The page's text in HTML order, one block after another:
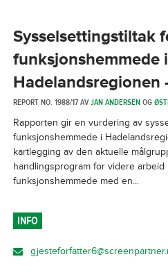
Sysselsettingstiltak
funksjonshemmede i
Hadelandsregionen
REPORT NO. 1988/17 AVJAN ANDERSENOG
Rapporten gir en vurdering av
funksjonshemmede i
kartlegging av den aktuelle
handlingsprogram for videre
funksjonshemmede med en...
INFO